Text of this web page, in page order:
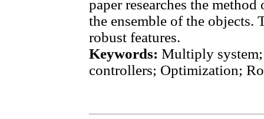
paper researches the
the ensemble of the objects.
robust features.
Keywords: Multiply
controllers; Optimization;